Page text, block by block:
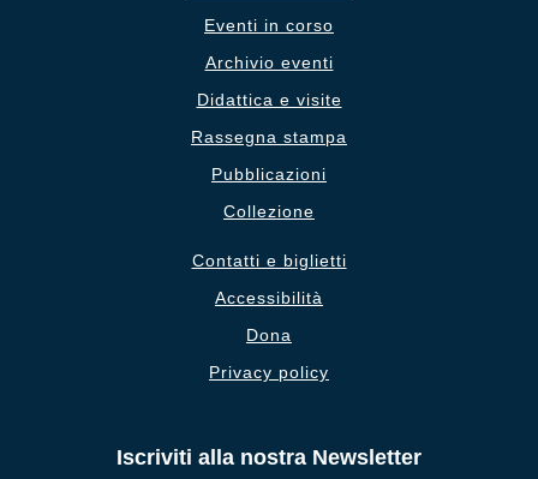
Eventi in corso
Archivio eventi
Didattica e visite
Rassegna stampa
Pubblicazioni
Collezione
Contatti e biglietti
Accessibilità
Dona
Privacy policy
Iscriviti alla nostra Newsletter